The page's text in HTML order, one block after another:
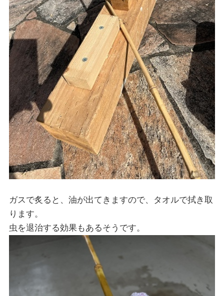
ガスで炙ると、油が出てきますので、タオルで拭き取
ります。
虫を退治する効果もあるそうです。